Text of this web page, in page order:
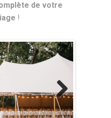
de votre
!
Next